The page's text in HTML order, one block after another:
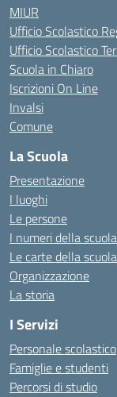
MIUR
Ufficio Scolastico
Ufficio Scolastico
Scuola in Chiaro
Iscrizioni On Line
Invalsi
Comune
La Scuola
Presentazione
I luoghi
Le persone
I numeri della scuola
Le carte della scuola
Organizzazione
La storia
I Servizi
Personale scolastico
Famiglie e studenti
Percorsi di studio